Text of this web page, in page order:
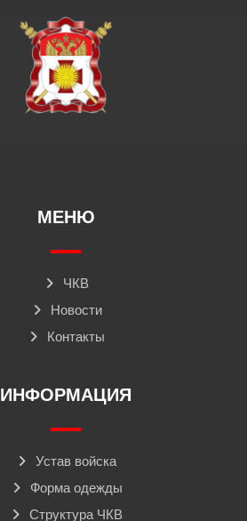
МЕНЮ
ЧКВ
Новости
Контакты
ИНФОРМАЦИЯ
Устав войска
Форма одежды
Структура ЧКВ